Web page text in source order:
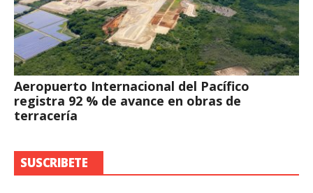
Aeropuerto Internacional del Pacífico
registra 92 % de avance en obras de
terracería
SUSCRIBETE